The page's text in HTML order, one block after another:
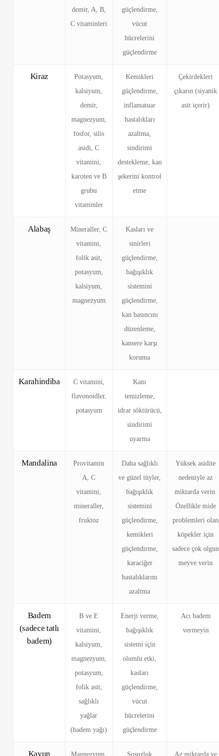
demir, A, B,
C vitaminleri
güçlendirme,
vücut
hücrelerini
güçlendirme
Kiraz
Potasyum,
kalsiyum,
demir,
magnezyum,
fosfor, silis
asidi, C
vitamini,
karoten ve B
grubu
vitaminler
Kemikleri
güçlendirme,
inflamatuar
hastalıkları
azaltma,
sindirimi
destekleme, kan
şekerini kontrol
etme
Çekirdekleri
çıkarın (siyanik
asit içerir)
Alabaş
Mineraller, C
vitamini,
folik asit,
potasyum,
kalsiyum,
magnezyum
Kasları ve
sinirleri
güçlendirme,
bağışıklık
sistemini
güçlendirme,
kan basıncını
düzenleme,
kansere karşı
koruma
Karahindiba
C vitamini,
flavonoidler,
potasyum
Kanı
temizleme,
idrar söktürücü,
sindirimi
uyarma
Mandalina
Provitamin
A, C
vitamini,
mineraller,
fruktoz
Daha sağlıklı
ve güzel tüyler,
bağışıklık
sistemini
güçlendirme,
kemikleri
güçlendirme,
karaciğer
hastalıklarını
azaltma
Yüksek asidite
nedeniyle az
miktarda verin.
Özellikle mide
problemleri olan
köpekler için
sadece çok olgun
meyve verin
Badem
(sadece tatlı
badem)
B ve E
vitamini,
kalsiyum,
magnezyum,
potasyum,
folik asit,
sağlıklı
yağlar
(badem yağı)
Enerji verme,
bağışıklık
sistemi için
olumlu etki,
kasları
güçlendirme,
vücut
hücrelerini
güçlendirme
Acı badem
vermeyin
Kavun
Magnezyum,
Susuzluk
Az miktarda ve